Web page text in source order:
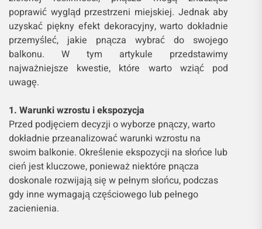
poprawić wygląd przestrzeni miejskiej. Jednak aby
uzyskać piękny efekt dekoracyjny, warto dokładnie
przemyśleć, jakie pnącza wybrać do swojego
balkonu. W tym artykule przedstawimy
najważniejsze kwestie, które warto wziąć pod
uwagę.
1. Warunki wzrostu i ekspozycja
Przed podjęciem decyzji o wyborze pnączy, warto
dokładnie przeanalizować warunki wzrostu na
swoim balkonie. Określenie ekspozycji na słońce lub
cień jest kluczowe, ponieważ niektóre pnącza
doskonale rozwijają się w pełnym słońcu, podczas
gdy inne wymagają częściowego lub pełnego
zacienienia.